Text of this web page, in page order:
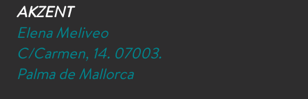
AKZENT
Elena Meliveo
C/Carmen, 14. 07003.
Palma de Mallorca